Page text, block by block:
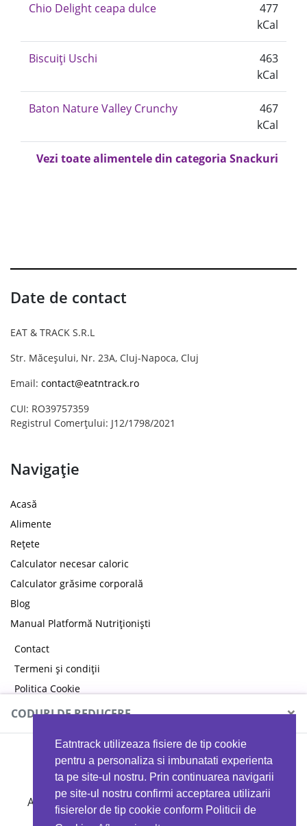
Eatntrack utilizeaza fisiere de tip cookie
pentru a personaliza si imbunatati experienta
ta pe site-ul nostru. Prin continuarea navigarii
pe site-ul nostru confirmi acceptarea utilizarii
fisierelor de tip cookie conform Politicii de
Chio Delight ceapa dulce
477
kCal
Biscuiți Uschi
463
kCal
Baton Nature Valley Crunchy
467
kCal
Vezi toate alimentele din categoria Snackuri
Date de contact
EAT & TRACK S.R.L
Str. Măceșului, Nr. 23A, Cluj-Napoca, Cluj
Email: contact@eatntrack.ro
CUI: RO39757359
Registrul Comerțului: J12/1798/2021
Navigație
Acasă
Alimente
Rețete
Calculator necesar caloric
Calculator grăsime corporală
Blog
Manual Platformă Nutriționiști
Contact
Termeni și condiții
Politica Cookie
Politica de confidențialitate
CODURI DE REDUCERE ×
MYPROTEIN
Ai 40%reducere la orice comandă folosind codul
EATTRACK